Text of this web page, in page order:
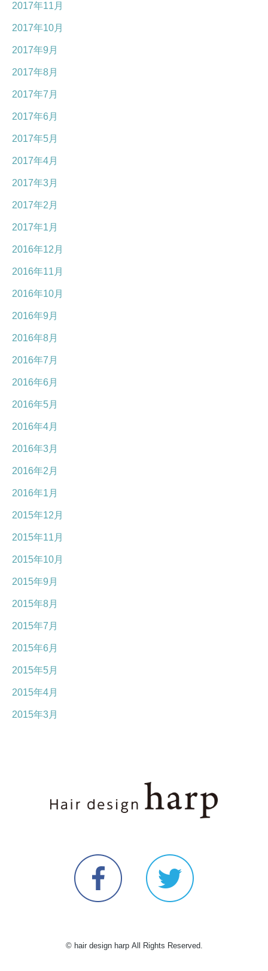
2017年11月
2017年10月
2017年9月
2017年8月
2017年7月
2017年6月
2017年5月
2017年4月
2017年3月
2017年2月
2017年1月
2016年12月
2016年11月
2016年10月
2016年9月
2016年8月
2016年7月
2016年6月
2016年5月
2016年4月
2016年3月
2016年2月
2016年1月
2015年12月
2015年11月
2015年10月
2015年9月
2015年8月
2015年7月
2015年6月
2015年5月
2015年4月
2015年3月
© hair design harp All Rights Reserved.